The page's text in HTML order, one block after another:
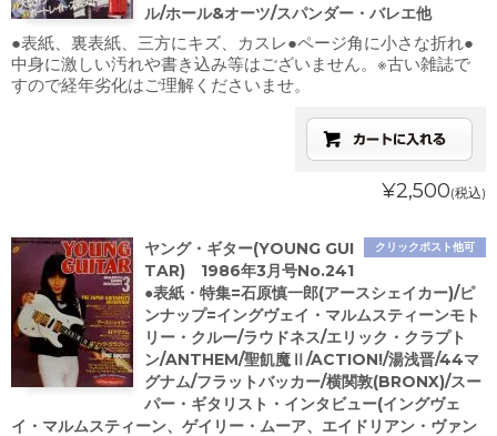
ル/ホール&オーツ/スパンダー・バレエ他
●表紙、裏表紙、三方にキズ、カスレ●ページ角に小さな折れ●
中身に激しい汚れや書き込み等はございません。※古い雑誌で
すので経年劣化はご理解くださいませ。
¥2,500(税込)
クリックポスト他可
ヤング・ギター(YOUNG GUI
TAR) 1986年3月号No.241
●表紙・特集=石原慎一郎(アースシェイカー)/ピ
ンナップ=イングヴェイ・マルムスティーンモト
リー・クルー/ラウドネス/エリック・クラプト
ン/ANTHEM/聖飢魔Ⅱ/ACTION!/湯浅晋/44マ
グナム/フラットバッカー/横関敦(BRONX)/スー
パー・ギタリスト・インタビュー(イングヴェ
イ・マルムスティーン、ゲイリー・ムーア、エイドリアン・ヴァン